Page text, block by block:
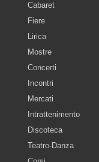
Cabaret
Fiere
Lirica
Mostre
Concerti
Incontri
Mercati
Intrattenimento
Discoteca
Teatro-Danza